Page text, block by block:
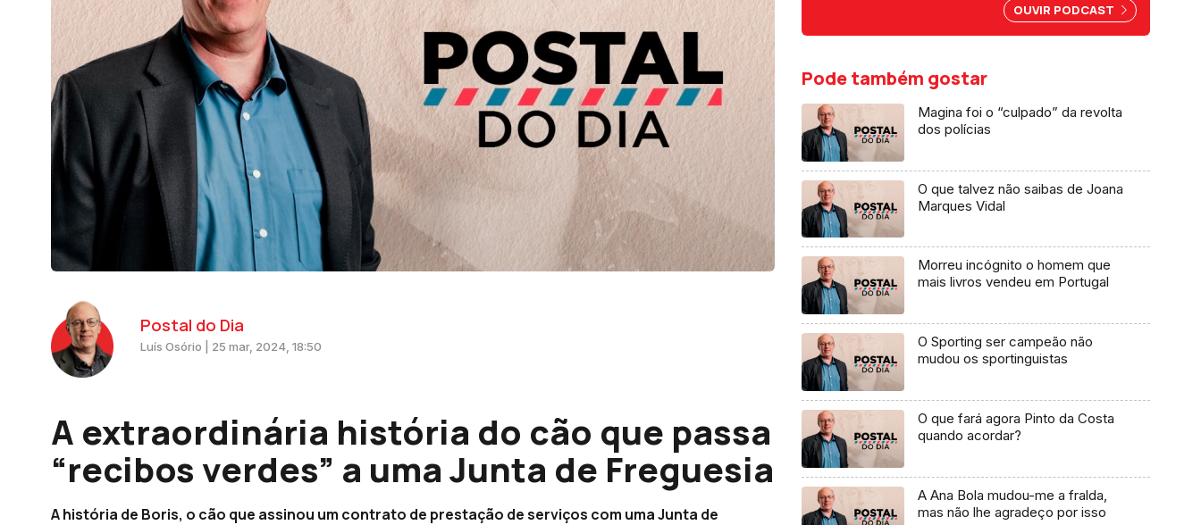
Postal do Dia
Luís Osório | 25 mar, 2024, 18:50
A extraordinária história do cão que passa
“recibos verdes” a uma Junta de Freguesia
A história de Boris, o cão que assinou um contrato de prestação de serviços com uma Junta de
por abuso da liberdade de
OUVIR PODCAST
Pode também gostar
Magina foi o “culpado” da revolta
dos polícias
O que talvez não saibas de Joana
Marques Vidal
Morreu incógnito o homem que
mais livros vendeu em Portugal
O Sporting ser campeão não
mudou os sportinguistas
O que fará agora Pinto da Costa
quando acordar?
A Ana Bola mudou-me a fralda,
mas não lhe agradeço por isso